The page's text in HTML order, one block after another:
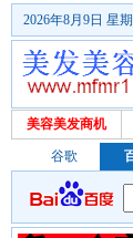
2026年8月9日 星
美容美发商机
谷歌